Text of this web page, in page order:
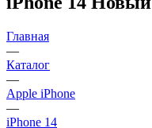
Главная
—
Каталог
—
Apple iPhone
—
iPhone 14